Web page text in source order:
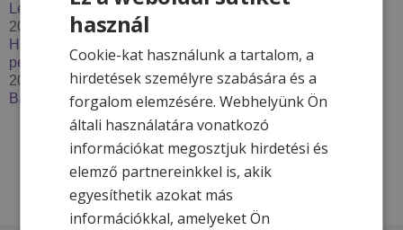
Lendava***
2025. december 2.
Húzzon korit, pattanjon szánkóra – Élje át a tél minden
percét a Hotel & More szállodákkal
2025. szeptember 29.
Bakancslistás túrázóhelyek Magyarországon
használ
Cookie-kat használunk a tartalom, a
hirdetések személyre szabására és a
forgalom elemzésére. Webhelyünk Ön
általi használatára vonatkozó
információkat megosztjuk hirdetési és
elemző partnereinkkel is, akik
egyesíthetik azokat más
információkkal, amelyeket Ön